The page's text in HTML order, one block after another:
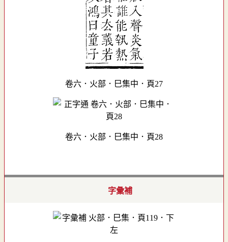
卷六．火部．巳集中．頁27
卷六．火部．巳集中．頁28
字彙補